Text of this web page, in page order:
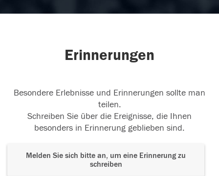
Erinnerungen
Besondere Erlebnisse und Erinnerungen sollte man
teilen.
Schreiben Sie über die Ereignisse, die Ihnen
besonders in Erinnerung geblieben sind.
Melden Sie sich bitte an, um eine Erinnerung zu
schreiben